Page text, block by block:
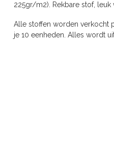
225gr/m2). Rekbare stof,
Alle stoffen worden verkocht
je 10 eenheden. Alles wordt